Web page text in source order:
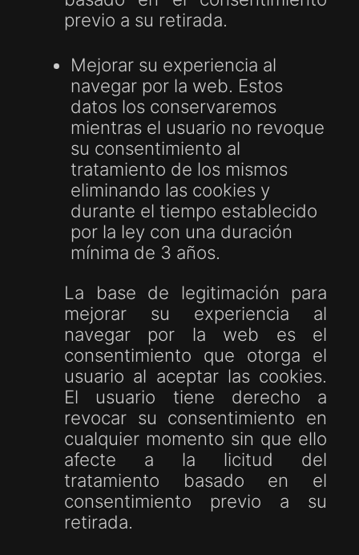
previo a su retirada.
Mejorar su experiencia al
navegar por la web. Estos
datos los conservaremos
mientras el usuario no revoque
su consentimiento al
tratamiento de los mismos
eliminando las cookies y
durante el tiempo establecido
por la ley con una duración
mínima de 3 años.
La base de legitimación para
mejorar su experiencia al
navegar por la web es el
consentimiento que otorga el
usuario al aceptar las cookies.
El usuario tiene derecho a
revocar su consentimiento en
cualquier momento sin que ello
afecte a la licitud del
tratamiento basado en el
consentimiento previo a su
retirada.